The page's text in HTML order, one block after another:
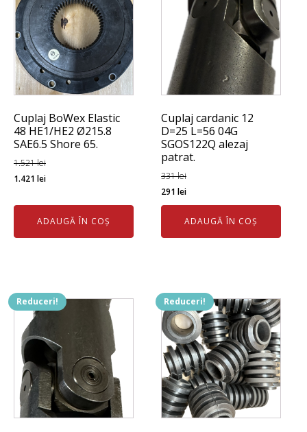
Cuplaj BoWex Elastic
48 HE1/HE2 Ø215.8
SAE6.5 Shore 65.
1.521lei
Prețul
a
fost:
1.421 leiPrețul
1.421 lei.
ADAUGĂ ÎN COȘ
Cuplaj cardanic 12
D=25 L=56 04G
SGOS122Q alezaj
patrat.
331lei
Prețul
inițial
fost:
291leiPrețul
curent
este:
291 lei.
ADAUGĂ ÎN COȘ
Reduceri! Reduceri!